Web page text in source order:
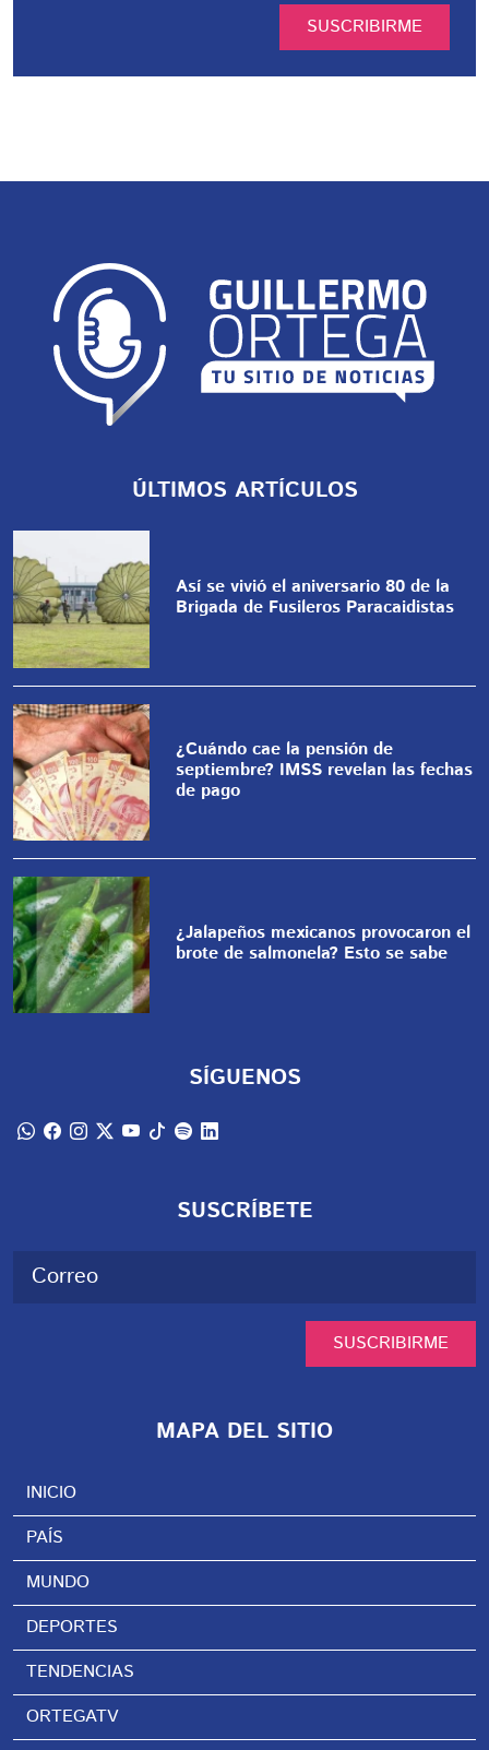
SUSCRIBIRME
ÚLTIMOS ARTÍCULOS
Así se vivió el aniversario 80 de la
Brigada de Fusileros Paracaidistas
¿Cuándo cae la pensión de
septiembre? IMSS revelan las fechas
de pago
¿Jalapeños mexicanos provocaron el
brote de salmonela? Esto se sabe
SÍGUENOS
SUSCRÍBETE
SUSCRIBIRME
MAPA DEL SITIO
INICIO
PAÍS
MUNDO
DEPORTES
TENDENCIAS
ORTEGATV